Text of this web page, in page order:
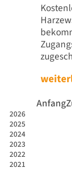
2026
2025
2024
2023
2022
2021
Anfang